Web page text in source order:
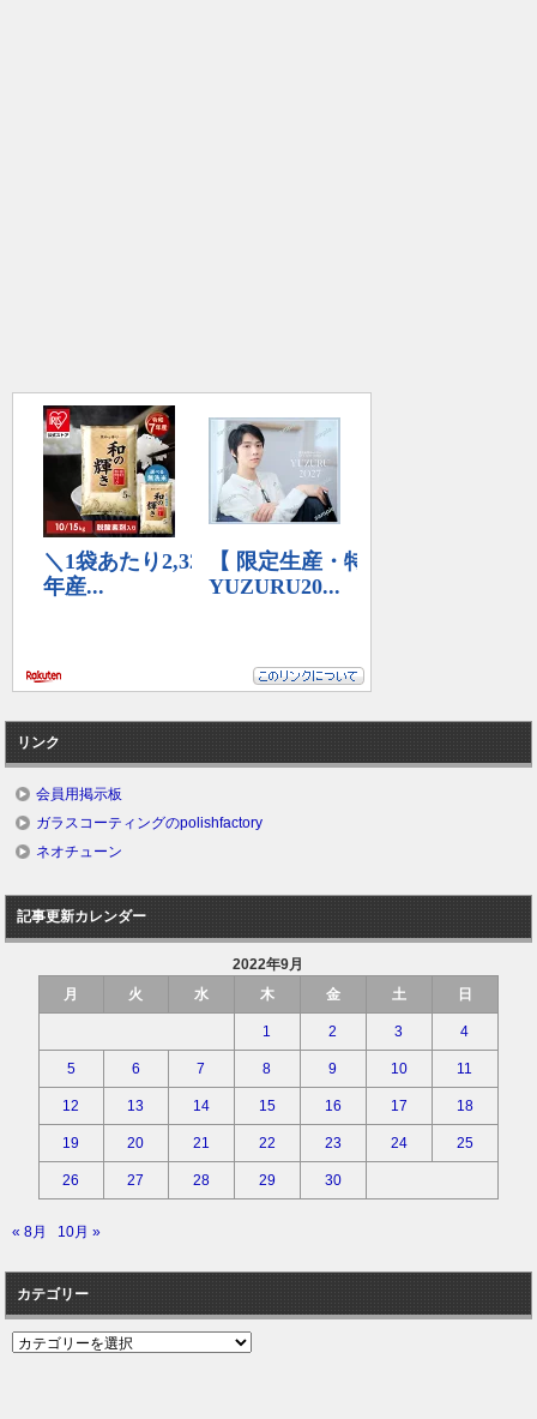
リンク
会員用掲示板
ガラスコーティングのpolishfactory
ネオチューン
記事更新カレンダー
2022年9月
月
火 水 木 金 土 日
1 2 3 4
5 6 7 8 9 10 11
12 13 14 15 16 17 18
19 20 21 22 23 24 25
26 27 28 29 30
« 8月 10月 »
カテゴリー
カ